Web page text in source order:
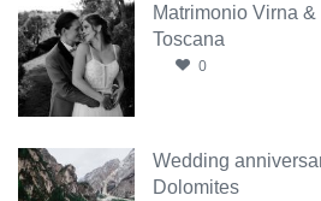
Matrimonio Virna
Toscana
0
Wedding
Dolomites